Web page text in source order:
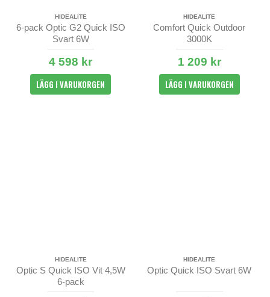
HIDEALITE
6-pack Optic G2 Quick ISO
Svart 6W
4 598 kr
LÄGG I VARUKORGEN
HIDEALITE
Comfort Quick Outdoor
3000K
1 209 kr
LÄGG I VARUKORGEN
HIDEALITE
Optic S Quick ISO Vit 4,5W
6-pack
HIDEALITE
Optic Quick ISO Svart 6W